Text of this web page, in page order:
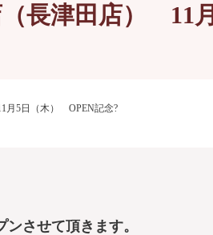
長津田店） 11
月5日（木） OPEN記念?
させて頂きます。